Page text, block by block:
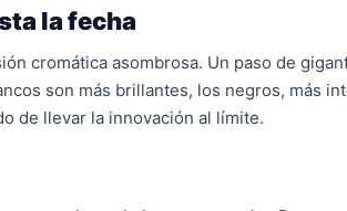
la fecha
cromática asombrosa. Un paso de
son más brillantes, los negros, más
de llevar la innovación al límite.